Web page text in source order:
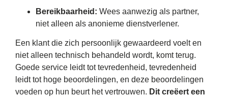
Bereikbaarheid: Wees aanwezig als partner,
niet alleen als anonieme dienstverlener.
Een klant die zich persoonlijk gewaardeerd voelt en
niet alleen technisch behandeld wordt, komt terug.
Goede service leidt tot tevredenheid, tevredenheid
leidt tot hoge beoordelingen, en deze beoordelingen
voeden op hun beurt het vertrouwen. Dit creëert een